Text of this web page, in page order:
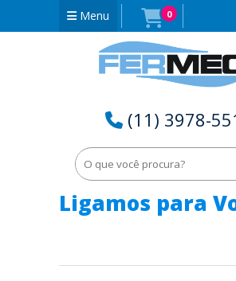
Menu 0
(11) 3978-
Ligamos para